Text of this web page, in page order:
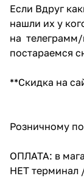
Если Вдруг
нашли их у
на телеграмм/
постараемся
**Скидка на
Розничному
ОПЛАТА: в
НЕТ терминал